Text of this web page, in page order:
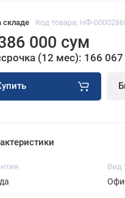
складе Код товара: НФ-
000 сум
(12 мес): 166
Вид